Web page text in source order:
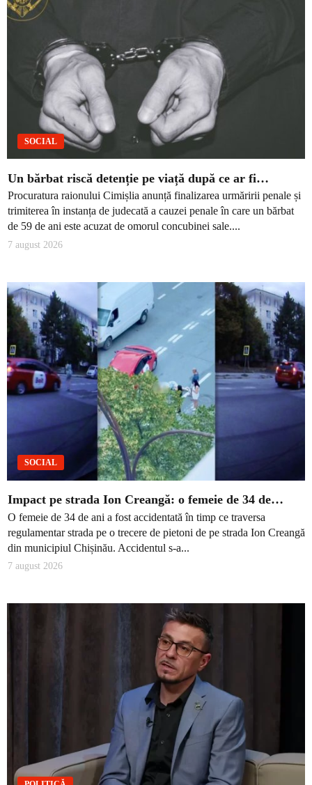
SOCIAL
Un bărbat riscă detenție pe viață după ce ar fi…
Procuratura raionului Cimișlia anunță finalizarea urmăririi penale și
trimiterea în instanța de judecată a cauzei penale în care un bărbat
de 59 de ani este acuzat de omorul concubinei sale....
7 august 2026
SOCIAL
Impact pe strada Ion Creangă: o femeie de 34 de…
O femeie de 34 de ani a fost accidentată în timp ce traversa
regulamentar strada pe o trecere de pietoni de pe strada Ion Creangă
din municipiul Chișinău. Accidentul s-a...
7 august 2026